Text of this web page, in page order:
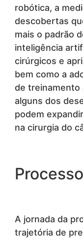
robótica, a
descobertas
mais o padrão
inteligência
cirúrgicos e
bem como a
de treinamento
alguns dos
podem
na cirurgia do
A jornada da
trajetória de